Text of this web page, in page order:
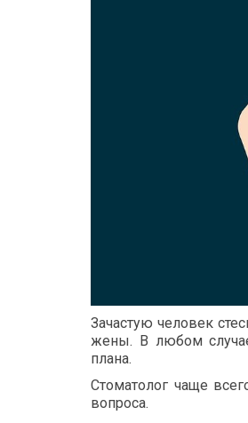
Зачастую человек
жены. В любом
плана.
Стоматолог чаще
вопроса.